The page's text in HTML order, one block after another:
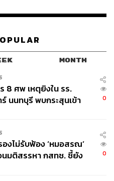
philippe-coutinho/
แต่ถ้านักเตะอยากย้ายก็
MONTH
8 ศพ เหตุยิงใน รร.
นนทบุรี พบกระสุนเข้า
0
งไม่รับฟ้อง ‘หมอสรณ’
มติสรรหา กสทช. ชี้ยัง
0